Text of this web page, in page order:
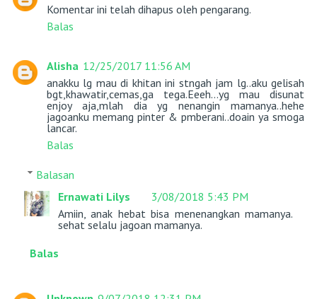
Komentar ini telah dihapus oleh pengarang.
Balas
Alisha 12/25/2017 11:56 AM
anakku lg mau di khitan ini stngah jam lg..aku gelisah
bgt,khawatir,cemas,ga tega.Eeeh...yg mau disunat
enjoy aja,mlah dia yg nenangin mamanya..hehe
jagoanku memang pinter & pmberani..doain ya smoga
lancar.
Balas
Balasan
Ernawati Lilys
3/08/2018 5:43 PM
Amiin, anak hebat bisa menenangkan mamanya.
sehat selalu jagoan mamanya.
Balas